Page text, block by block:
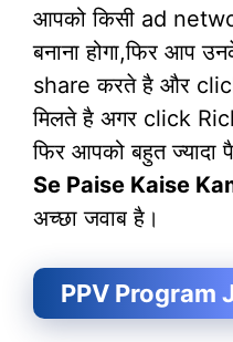
आपको किसी ad
बनाना होगा,फिर आप
share करते है और
मिलते है अगर click
फिर आपको बहुत ज्यादा
Se Paise Kaise
अच्छा जवाब है।
PPV Program